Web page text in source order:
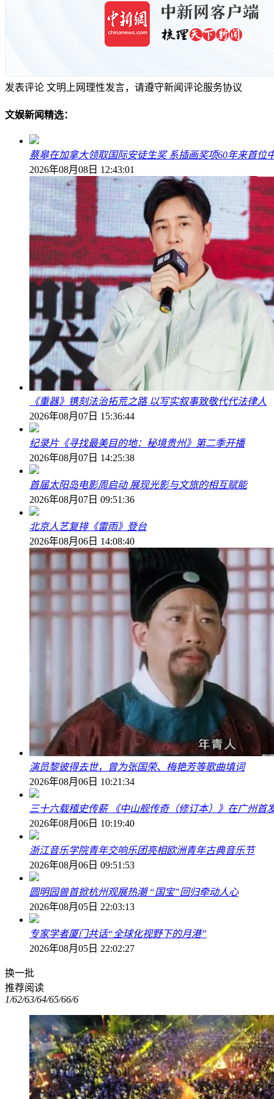
发表评论 文明上网理性发言，请遵守新闻评论服务协议
文娱新闻精选：
蔡皋在加拿大领取国际安徒生奖 系插画奖项60年来首位
2026年08月08日 12:43:01
《重器》镌刻法治拓荒之路 以写实叙事致敬代代法律人
2026年08月07日 15:36:44
纪录片《寻找最美目的地：秘境贵州》第二季开播
2026年08月07日 14:25:38
首届太阳岛电影周启动 展现光影与文旅的相互赋能
2026年08月07日 09:51:36
北京人艺复排《雷雨》登台
2026年08月06日 14:08:40
演员黎彼得去世，曾为张国荣、梅艳芳等歌曲填词
2026年08月06日 10:21:34
三十六载稽史传薪 《中山舰传奇（修订本）》在广州首
2026年08月06日 10:19:40
浙江音乐学院青年交响乐团亮相欧洲青年古典音乐节
2026年08月06日 09:51:53
圆明园兽首掀杭州观展热潮 “国宝”回归牵动人心
2026年08月05日 22:03:13
专家学者厦门共话“全球化视野下的月港”
2026年08月05日 22:02:27
换一批
推荐阅读
1/62/63/64/65/66/6